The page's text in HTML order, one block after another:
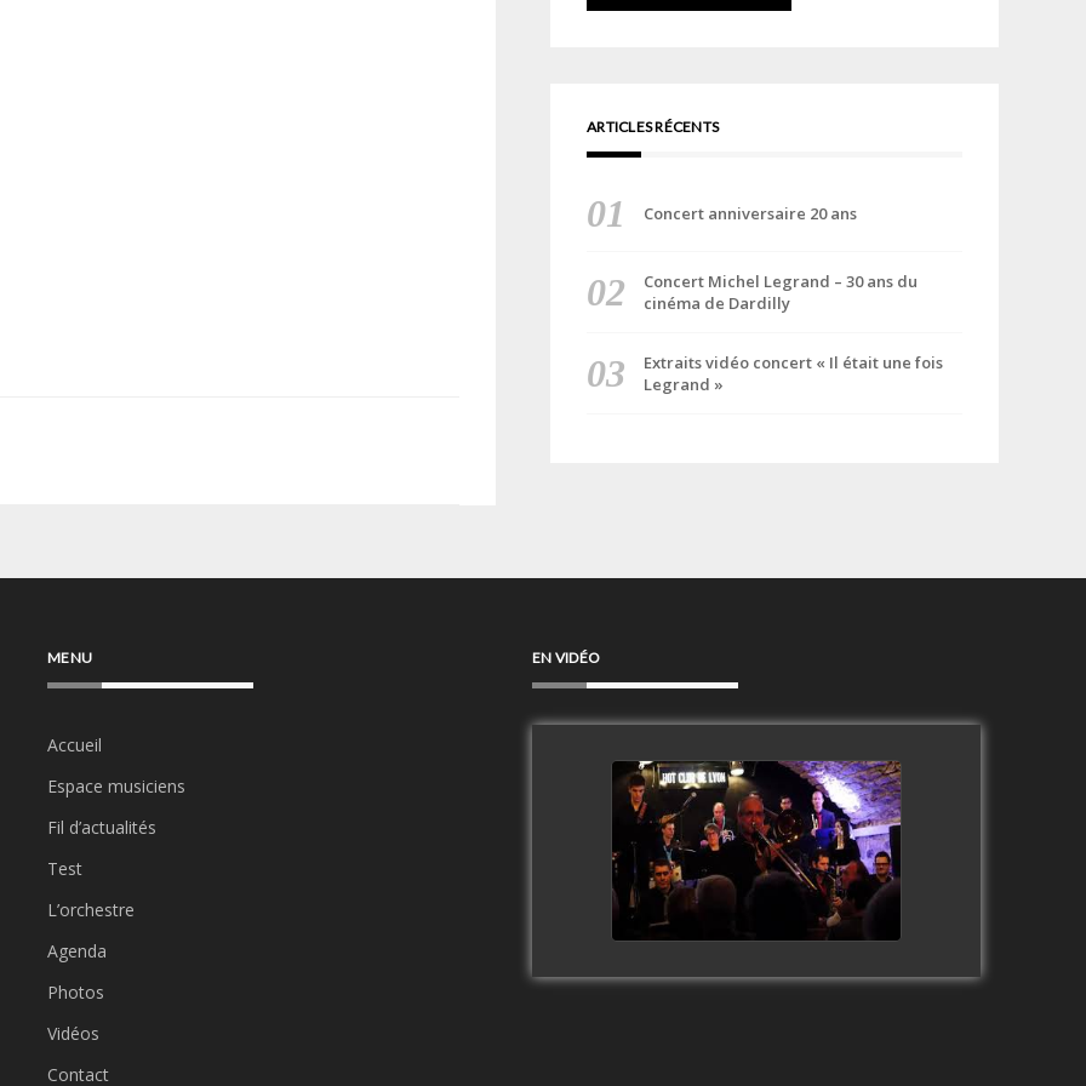
ARTICLES RÉCENTS
Concert anniversaire 20 ans
Concert Michel Legrand – 30 ans du
cinéma de Dardilly
Extraits vidéo concert « Il était une fois
Legrand »
MENU
Accueil
Espace musiciens
Fil d’actualités
Test
L’orchestre
Agenda
Photos
Vidéos
Contact
EN VIDÉO
Clip Only Big Band 2019
watch video